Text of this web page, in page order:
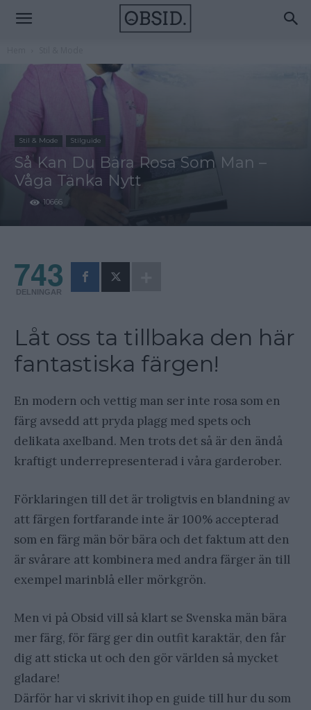
Stil & Mode Stilguide
Så Kan Du Bära Rosa Som Man –
Våga Tänka Nytt
10666
743
DELNINGAR
Låt oss ta tillbaka den här
fantastiska färgen!
En modern och vettig man ser inte rosa som en
färg avsedd att pryda plagg med spets och
delikata axelband. Men trots det så är den ändå
kraftigt underrepresenterad i våra garderober.
Förklaringen till det är troligtvis en blandning av
att färgen fortfarande inte är 100% accepterad
som en färg män bör bära och det faktum att den
är svårare att kombinera med andra färger än till
exempel marinblå eller mörkgrön.
Men vi på Obsid vill så klart se Svenska män bära
mer färg, för färg ger din outfit karaktär, den får
dig att sticka ut och den gör världen så mycket
gladare!
Därför har vi skrivit ihop en guide till hur du som